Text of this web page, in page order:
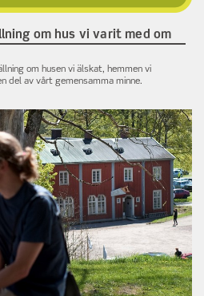
om hus vi varit med om
om husen vi älskat, hemmen vi
del av vårt gemensamma minne.